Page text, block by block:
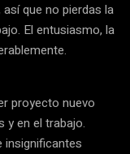
que no pierdas la
El entusiasmo, la
proyecto nuevo
y en el trabajo.
insignificantes